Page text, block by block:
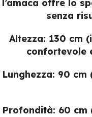
l’amaca offre lo
senza
Altezza: 130 cm
confortevole
Lunghezza: 90 cm
Profondità: 60 cm